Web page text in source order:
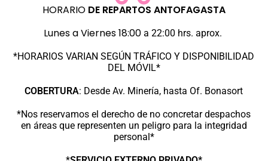
HORARIODE REPARTOS ANTOFAGASTA
Lunes a Viernes 18:00a 22:00 hrs. aprox.
*HORARIOS VARIAN SEGÚN TRÁFICO Y DISPONIBILIDAD
DEL MÓVIL*
COBERTURA: Desde Av. Minería, hasta Of. Bonasort
*Nos reservamos el derecho de no concretar despachos
en áreas que representen un peligro para la integridad
personal*